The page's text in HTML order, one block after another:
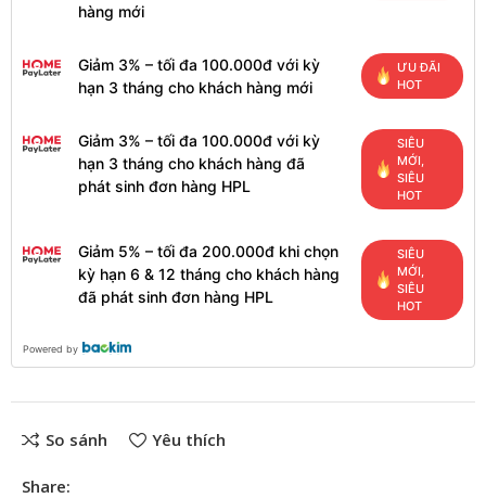
hàng mới
Giảm 3% – tối đa 100.000đ với kỳ
hạn 3 tháng cho khách hàng mới
ƯU ĐÃI
HOT
Giảm 3% – tối đa 100.000đ với kỳ
hạn 3 tháng cho khách hàng đã
phát sinh đơn hàng HPL
SIÊU
MỚI,
SIÊU
HOT
Giảm 5% – tối đa 200.000đ khi chọn
kỳ hạn 6 & 12 tháng cho khách hàng
đã phát sinh đơn hàng HPL
SIÊU
MỚI,
SIÊU
HOT
Powered by
So sánh Yêu thích
Share: